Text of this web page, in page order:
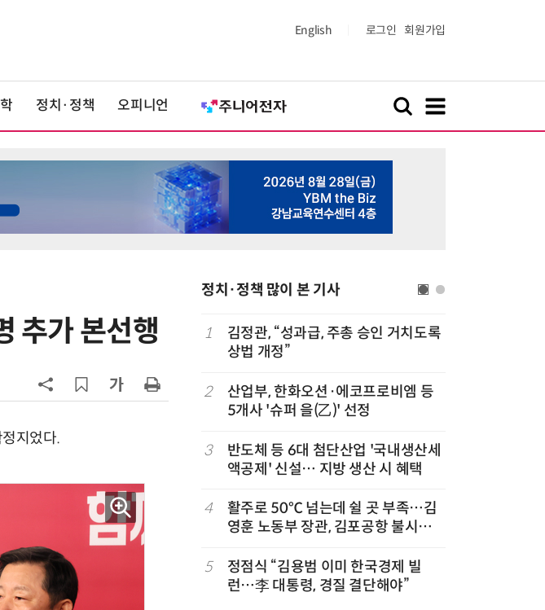
English 로그인 회원가입
정치·정책 오피니언
추가 본선행
지었다.
정치·정책 많이 본 기사
열대야 13.7일 '역대 최다'…
장기화에 전력수요 '역대 최대'
점검
“장동혁, 李대통령 발언 왜
李 대통령 '형소법 안 읽어봤
언 공세…“역대급 망언”
령 “자원 총동원해 폭염 피해
…내년도 예산안에도 반영”
1
김정관, “성과급, 주총 승인 거치도록
상법 개정”
2
산업부, 한화오션·에코프로비엠 등
5개사 '슈퍼 을(乙)' 선정
3
반도체 등 6대 첨단산업 '국내생산세
액공제' 신설… 지방 생산 시 혜택
4
활주로 50℃ 넘는데 쉴 곳 부족…김
영훈 노동부 장관, 김포공항 불시점
5
정점식 “김용범 이미 한국경제 빌
런…李 대통령, 경질 결단해야”